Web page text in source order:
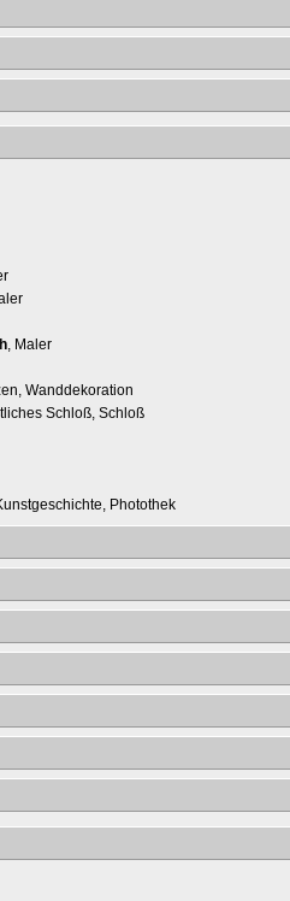
, Maler
Wanddekoration
Schloß, Schloß
Photothek